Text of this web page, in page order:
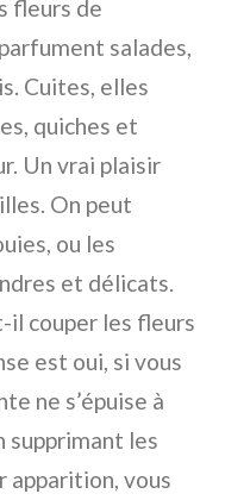
fleurs de
salades,
Cuites, elles
quiches et
Un vrai plaisir
On peut
ou les
et délicats.
il couper les fleurs
est oui, si vous
ne s’épuise à
supprimant les
apparition, vous